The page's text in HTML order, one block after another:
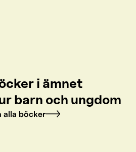
i ämnet
barn och ungdom
alla böcker